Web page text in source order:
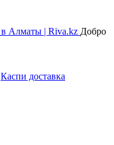
Добро
Каспи доставка